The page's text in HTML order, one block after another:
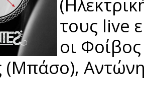
τους live
οι
(Μπάσο),